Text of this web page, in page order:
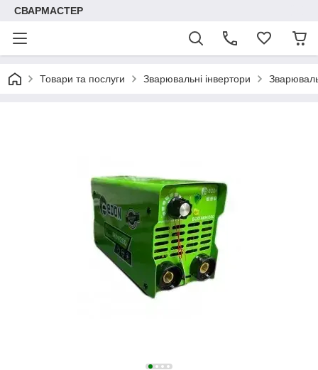
СВАРМАСТЕР
Товари та послуги Зварювальні інвертори